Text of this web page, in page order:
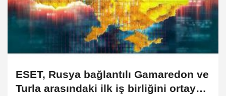
ESET, Rusya bağlantılı Gamaredon ve
Turla arasındaki ilk iş birliğini ortaya